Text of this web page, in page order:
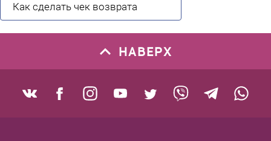
Как сделать чек возврата
НАВЕРХ